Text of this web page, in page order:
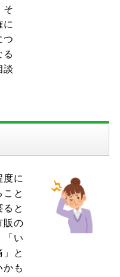
そ
に
つ
る
談
度に
と
と
販の
「い
と
かも